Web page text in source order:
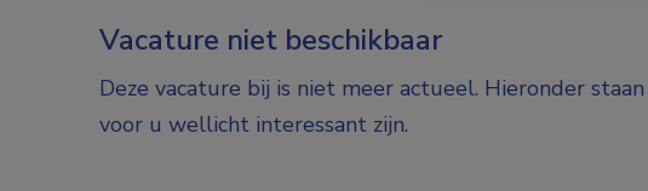
Vacature niet beschikbaar
Deze vacature bij is niet meer actueel. Hieronder
voor u wellicht interessant zijn.